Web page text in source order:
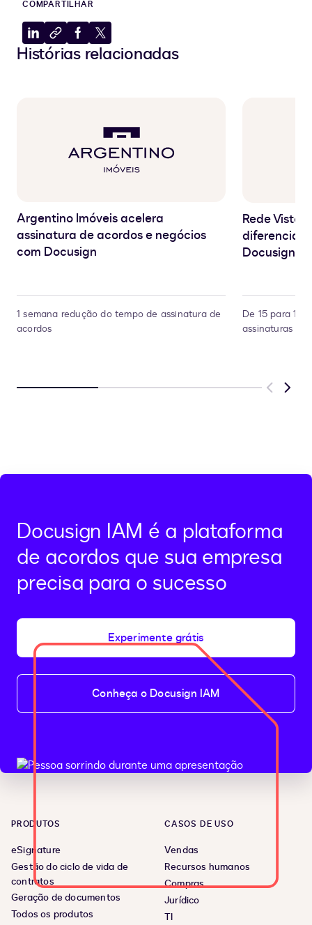
COMPARTILHAR
Compartilhar
no
Copiar
para
Compartilhar
no
Compartilhar
no
Histórias relacionadas
Argentino Imóveis acelera
assinatura de acordos e negócios
com Docusign
1 semana redução do tempo de assinatura de
acordos
Rede
diferencial
Docusign
De 15 para 1
assinaturas
Previous
Next
Docusign IAM é a plataforma
de acordos que sua empresa
precisa para o sucesso
Experimente grátis
Conheça o Docusign IAM
PRODUTOS
eSignature
Gestão do ciclo de vida de
contratos
Geração de documentos
Todos os produtos
CASOS DE USO
Vendas
Recursos humanos
Compras
Jurídico
TI